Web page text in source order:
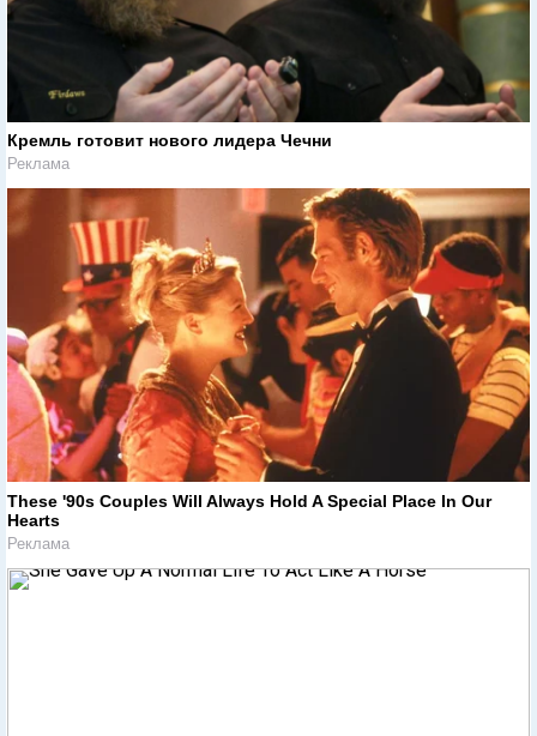
Кремль готовит нового лидера Чечни
Реклама
These '90s Couples Will Always Hold A Special Place In Our
Hearts
Реклама